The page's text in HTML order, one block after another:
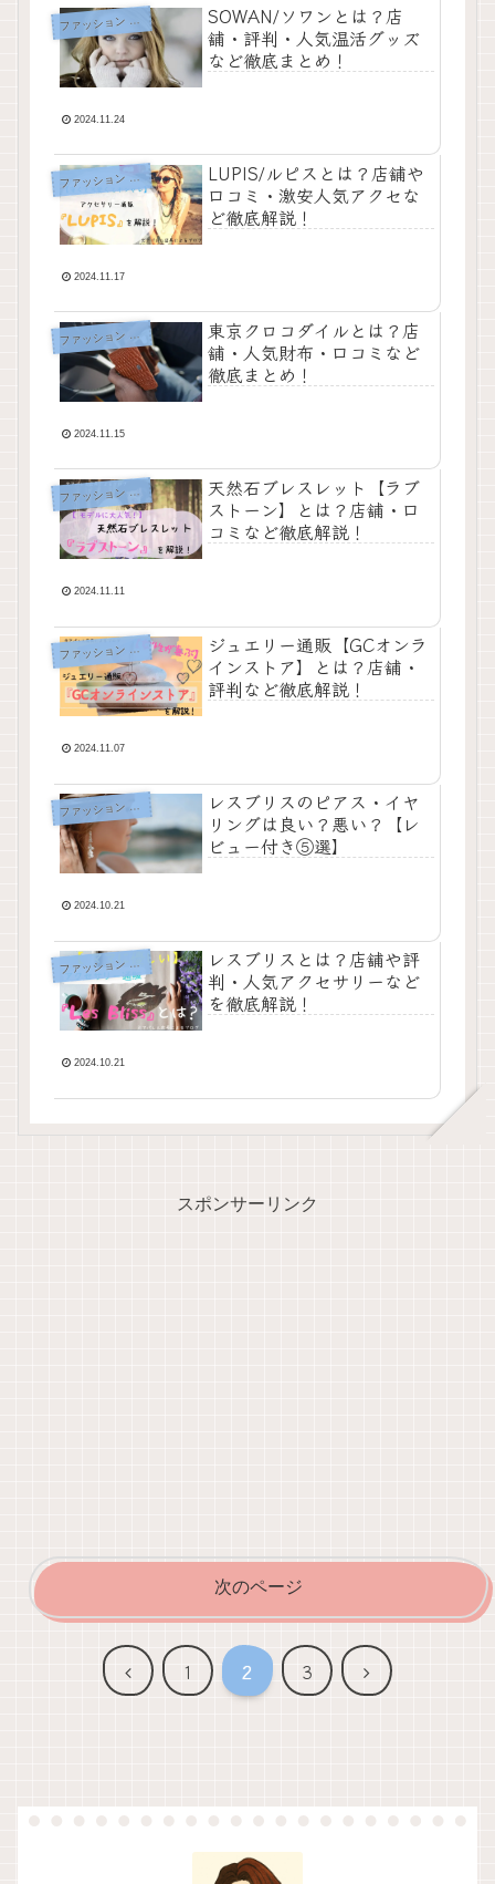
フ
ァッション ブログ
SOWAN/ソワンとは？店
舗・評判・人気温活グッズ
など徹底まとめ！
2024.11.24
フ
ァッション ブログ
LUPIS/ルピスとは？店舗や
口コミ・激安人気アクセな
ど徹底解説！
2024.11.17
フ
ァッション ブログ
東京クロコダイルとは？店
舗・人気財布・口コミなど
徹底まとめ！
2024.11.15
フ
ァッション ブログ
天然石ブレスレット【ラブ
ストーン】とは？店舗・口
コミなど徹底解説！
2024.11.11
フ
ァッション ブログ
ジュエリー通販【GCオンラ
インストア】とは？店舗・
評判など徹底解説！
2024.11.07
フ
ァッション ブログ
レスブリスのピアス・イヤ
リングは良い？悪い？【レ
ビュー付き⑤選】
2024.10.21
フ
ァッション ブログ
レスブリスとは？店舗や評
判・人気アクセサリーなど
を徹底解説！
2024.10.21
スポンサーリンク
次のページ
前
1 2 3
次